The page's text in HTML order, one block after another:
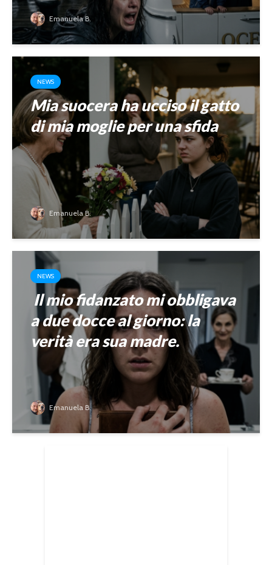
Emanuela B.
NEWS
Mia suocera ha ucciso il gatto
di mia moglie per una sfida
Emanuela B.
NEWS
Il mio fidanzato mi obbligava
a due docce al giorno: la
verità era sua madre.
Emanuela B.